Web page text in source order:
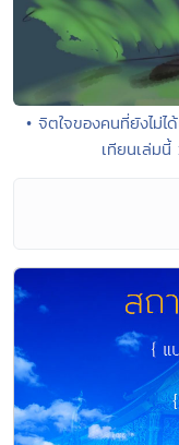
• จิตใจของคนที่ยังไม่
เทียนเล่ม